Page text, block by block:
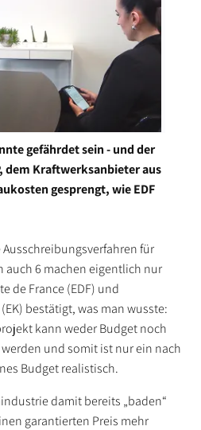
gefährdet sein - und der
dem Kraftwerksanbieter aus
gesprengt, wie EDF
für
auch 6 machen eigentlich nur
de France (EDF) und
bestätigt, was man wusste:
kann weder Budget noch
und somit ist nur ein nach
Budget realistisch.
damit bereits „baden“
garantierten Preis mehr